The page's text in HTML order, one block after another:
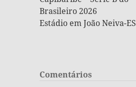
Brasileiro 2026
Estádio em João Neiva-ES
Comentários